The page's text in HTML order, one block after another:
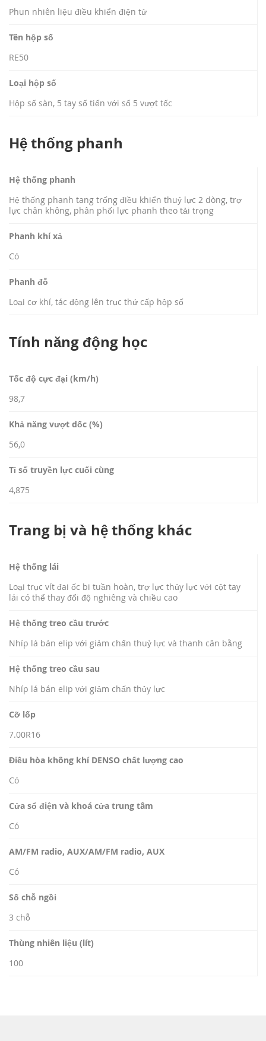
Phun nhiên liệu điều khiển điện tử
Tên hộp số
RE50
Loại hộp số
Hộp số sàn, 5 tay số tiến với số 5 vượt tốc
Hệ thống phanh
Hệ thống phanh
Hệ thống phanh tang trống điều khiển thuỷ lực 2 dòng, trợ
lực chân không, phân phối lực phanh theo tải trọng
Phanh khí xả
Có
Phanh đỗ
Loại cơ khí, tác động lên trục thứ cấp hộp số
Tính năng động học
Tốc độ cực đại (km/h)
98,7
Khả năng vượt dốc (%)
56,0
Tỉ số truyền lực cuối cùng
4,875
Trang bị và hệ thống khác
Hệ thống lái
Loại trục vít đai ốc bi tuần hoàn, trợ lực thủy lực với cột tay
lái có thể thay đổi độ nghiêng và chiều cao
Hệ thống treo cầu trước
Nhíp lá bán elip với giảm chấn thuỷ lực và thanh cân bằng
Hệ thống treo cầu sau
Nhíp lá bán elip với giảm chấn thủy lực
Cỡ lốp
7.00R16
Điều hòa không khí DENSO chất lượng cao
Có
Cửa sổ điện và khoá cửa trung tâm
Có
AM/FM radio, AUX/AM/FM radio, AUX
Có
Số chỗ ngồi
3 chỗ
Thùng nhiên liệu (lít)
100